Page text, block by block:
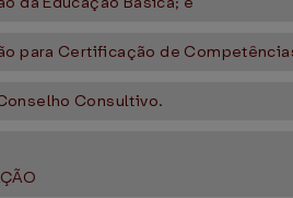
para Certificação de
Consultivo.